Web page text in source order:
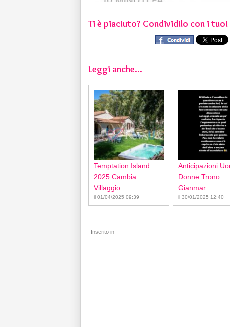
Ti è piaciuto? Condividilo con i tuoi
Leggi anche...
Temptation Island
2025 Cambia
Villaggio
il 01/04/2025 09:39
Anticipazioni
Donne Trono
Gianmar...
il 30/01/2025 12:40
Inserito in